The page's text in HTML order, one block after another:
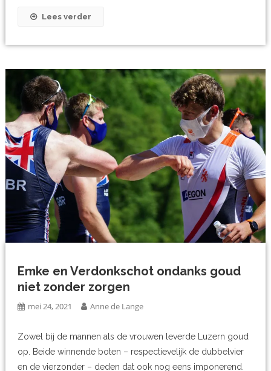
Lees verder
Emke en Verdonkschot ondanks goud
niet zonder zorgen
mei 24, 2021 Anne de Lange
Zowel bij de mannen als de vrouwen leverde Luzern goud
op. Beide winnende boten – respectievelijk de dubbelvier
en de vierzonder – deden dat ook nog eens imponerend.